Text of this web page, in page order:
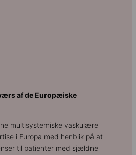
af de Europæiske
multisystemiske vaskulære
i Europa med henblik på at
til patienter med sjældne